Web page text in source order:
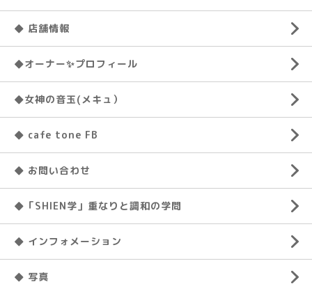
◆ 店舗情報
◆オーナー✨プロフィール
◆女神の音玉(メキュ）
◆ cafe tone FB
◆ お問い合わせ
◆「SHIEN学」重なりと調和の学問
◆ インフォメーション
◆ 写真